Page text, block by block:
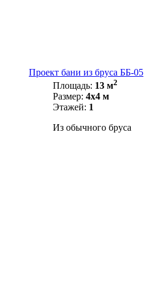
Проект бани из бруса ББ-05
Площадь: 13 м2
Размер: 4х4 м
Этажей: 1
Из обычного бруса